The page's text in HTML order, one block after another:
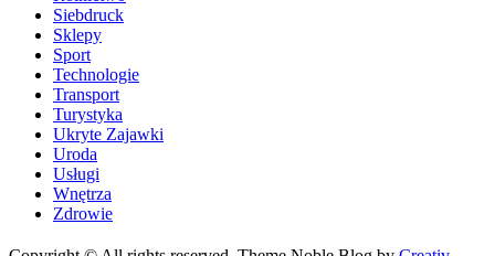
Siebdruck
Sklepy
Sport
Technologie
Transport
Turystyka
Ukryte Zajawki
Uroda
Usługi
Wnętrza
Zdrowie